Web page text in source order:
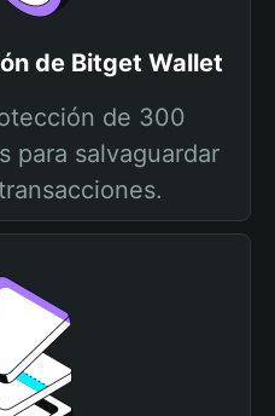
de Bitget Wallet
de 300
para salvaguardar